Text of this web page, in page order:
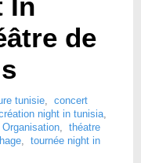
de
tunisie, concert
night in tunisia,
, théatre
, tournée night in